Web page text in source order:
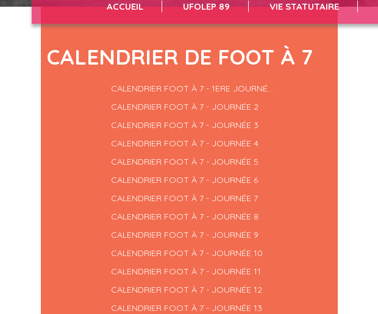
ACCUEIL UFOLEP 89 VIE STATUTAIRE
CALENDRIER DE FOOT À 7
CALENDRIER FOOT À 7 - 1ERE JOURNÉ...
CALENDRIER FOOT À 7 - JOURNÉE 2
CALENDRIER FOOT À 7 - JOURNÉE 3
CALENDRIER FOOT À 7 - JOURNÉE 4
CALENDRIER FOOT À 7 - JOURNÉE 5
CALENDRIER FOOT À 7 - JOURNÉE 6
CALENDRIER FOOT À 7 - JOURNÉE 7
CALENDRIER FOOT À 7 - JOURNÉE 8
CALENDRIER FOOT À 7 - JOURNÉE 9
CALENDRIER FOOT À 7 - JOURNÉE 10
CALENDRIER FOOT À 7 - JOURNÉE 11
CALENDRIER FOOT À 7 - JOURNÉE 12
CALENDRIER FOOT À 7 - JOURNÉE 13